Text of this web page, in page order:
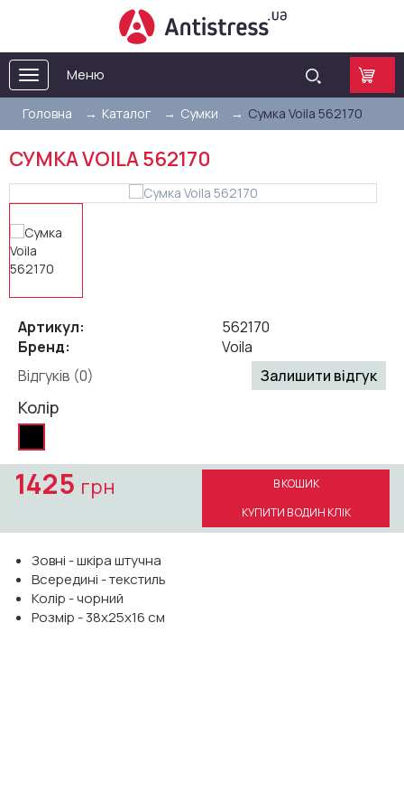
Toggle
navigation
Меню
Головна Каталог Сумки Сумка Voila 562170
СУМКА VOILA 562170
Артикул:
562170
Бренд:
Voila
Відгуків (0)
Залишити відгук
Колір
1425 грн
В КОШИК
КУПИТИ В ОДИН КЛІК
Зовні - шкіра штучна
Всередині - текстиль
Колір - чорний
Розмір - 38х25х16 см